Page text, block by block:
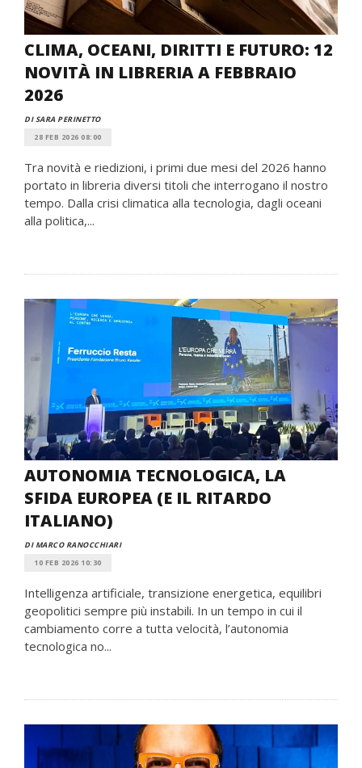
CLIMA, OCEANI, DIRITTI E FUTURO: 12
NOVITÀ IN LIBRERIA A FEBBRAIO
2026
DI SARA PERINETTO
28 FEB 2026 08:00
Tra novità e riedizioni, i primi due mesi del 2026 hanno
portato in libreria diversi titoli che interrogano il nostro
tempo. Dalla crisi climatica alla tecnologia, dagli oceani
alla politica,...
AUTONOMIA TECNOLOGICA, LA
SFIDA EUROPEA (E IL RITARDO
ITALIANO)
DI MARCO RANOCCHIARI
10 FEB 2026 10:30
Intelligenza artificiale, transizione energetica, equilibri
geopolitici sempre più instabili. In un tempo in cui il
cambiamento corre a tutta velocità, l’autonomia
tecnologica no...